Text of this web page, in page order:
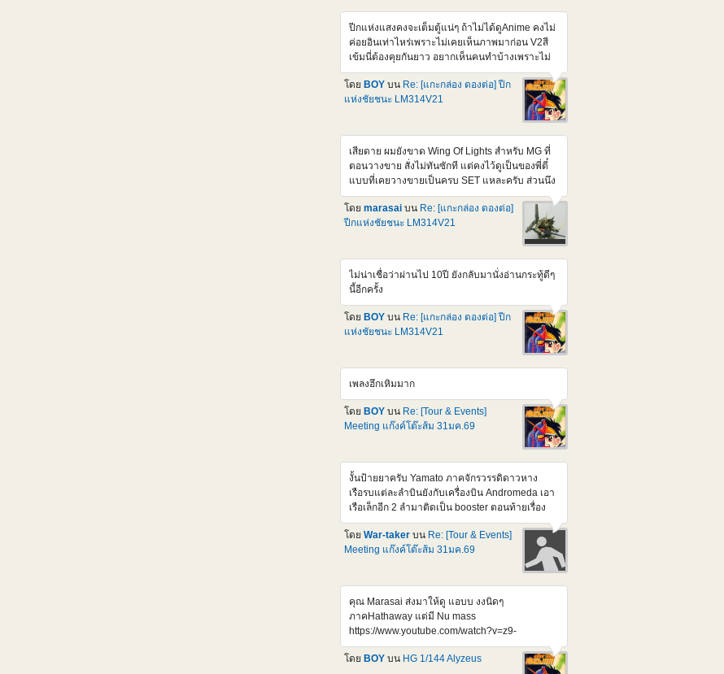
เลยไม่ได้สอยตามคุณ BOY แต่ไว้ค่อยหาเก็บร้าน
ลดราคาเอาแหละ ความอยากน้อยลงนิดหน่อย
เพราะมี Ver เก่าไว้นานละกะ ตัวถือปืน AKA ทำเอา
งงมาก RE-GZ Custom ถือ AKA ซะงั้นจุดขยับใหม่
มันเลยได้มาจากตัวนี้แหละ ชิ้นส่วนเหลือเลยเยอะ
เลยแต่ไม่สามารถขึ้นได้ครบทั้งตัว
ปีกแห่งแสงคงจะเต็มตู้แน่ๆ ถ้าไม่ได้ดูAnime คงไม่
ค่อยอินเท่าไหร่เพราะไม่เคยเห็นภาพมาก่อน V2สี
เข้มนี่ต้องคุยกันยาว อยากเห็นคนทำบ้างเพราะไม่
ค่อยเห็นใครประกอบและทำสีเท่าไหร่เลย
F90ติดPack นี่ก็สวยๆหลายตัวนะครับ มีชอบPack
ไหนพิเศษไหม ว่าจะหามาลองใส่ F80บ้าง ว่าแต่จะ
หาดู Victory sub Thai ยากเหมือนกันนะครับ ท้าย
โดย BOY บน Re: [แกะกล่อง ดองต่อ] ปีก
แห่งชัยชนะ LM314V21
เสียดาย ผมยังขาด Wing Of Lights สำหรับ MG ที่
ตอนวางขาย สั่งไม่ทันซักที แต่คงไว้ดูเป็นของพี่ตี๋
แบบที่เคยวางขายเป็นครบ SET แหละครับ ส่วนนึง
จะเอาตัวหุ่น V2 มาทำสีเข้ม ให้เป็นตัวในภาค
crossbone ที่ Bandai ยังไม่ทำ ส่วนตัว ชอบหุ่นประ
หลาดๆ ในภาค steel 7 ทีเป็นภาคเกี่ยวเนื่องกับ
Crossbone, F90 และ Victory ตอนนี้ ที่นอกเหนือ
ของภาค มีออกมาเพิ่มจำนวนนึงละ เช่น RE/100
XM-07B Vigna-Ghina II [Jupiter Battle Ver.] ตัว
Gundam F91 Ver 2.0 (Harrison Madin Custom)
ตัวนี้มีสอง Ver. ก็ออกไปละ อีกตัวที่รอลุ้น ก็เป็น MG
LM312V04+SD-VB03A V-Dash Gundam ที่แค่
ออกเป็นเฉพาะ Pack เสริมมาก็เบางบหน่อย หรือมัด
รวมมาก็ได้แหละ ช่วงๆนี้นี่ Formula , silhouette
กลังทยอยไล่ออกมา ทีละตัวๆแหละ อ้างอิง
https://gundam.fandom.com/wiki/Prototype_Victory_2_Gundam
อ้างอิง
https://gundam.fandom.com/wiki/Mobile_Suit_Crossbone_Gundam:_Steel_7
โดย marasai บน Re: [แกะกล่อง ดองต่อ]
ปีกแห่งชัยชนะ LM314V21
ไม่น่าเชื่อว่าผ่านไป 10ปี ยังกลับมานั่งอ่านกระทู้ดีๆ
นี้อีกครั้ง
โดย BOY บน Re: [แกะกล่อง ดองต่อ] ปีก
แห่งชัยชนะ LM314V21
เพลงฮึกเหิมมาก
โดย BOY บน Re: [Tour & Events]
Meeting แก๊งค์โต๊ะส้ม 31มค.69
งั้นป้ายยาครับ Yamato ภาคจักรวรรดิดาวหาง
เรือรบแต่ละลำบินยังกับเครื่องบิน Andromeda เอา
เรือเล็กอีก 2 ลำมาติดเป็น booster ตอนท้ายเรื่อง
เรือรบทำงานโดยใช้คน ๆ เดียว ระบบสั่งการด้วย
เสียงแหกปากของกับตัน
https://www.youtube.com/watch?
โดย War-taker บน Re: [Tour & Events]
Meeting แก๊งค์โต๊ะส้ม 31มค.69
คุณ Marasai ส่งมาให้ดู แอบบ งงนิดๆ
ภาคHathaway แต่มี Nu mass
https://www.youtube.com/watch?v=z9-
r4h_zD2g&feature=youtu.be
โดย BOY บน HG 1/144 Alyzeus